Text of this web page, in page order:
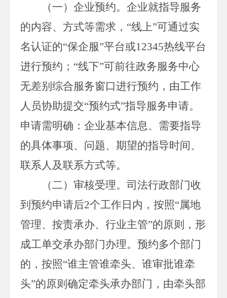
（一） 企业预约。 企业就指导服务
的内容、方式等需求， “线上”可通过实
名认证的“保企服”平台或12345热线平台
进行预约 ； “线下”可前往政务服务中心
无差别综合服务窗口进行预约，由工作
人员协助提交“预约式”指导服务申请。
申请需明确：企业基本信息、需要指导
的具体事项、问题、期望的指导时间、
联系人及联系方式等。
（二）审核受理。 司法行政部门收
到预约申请后2个工作日内，按照“属地
管理、按责承办、行业主管”的原则，形
成工单交承办部门办理。预约多个部门
的，按照“谁主管谁牵头、谁审批谁牵
头”的原则确定牵头承办部门，由牵头部